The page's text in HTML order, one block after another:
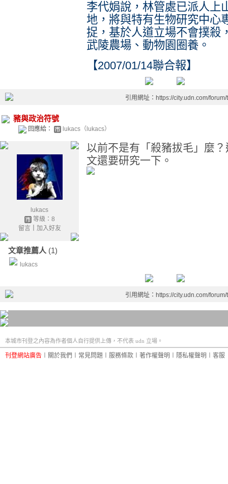
李代娟說，林管處已派人上
地，將與特有生物研究中心
捉，基於人道立場不會撲殺
武陵農場、動物園圈養。
【2007/01/14聯合報】
引用網址：https://city.udn.com/
豬與政治符號
回應給： lukacs（lukacs）
lukacs
等級：8
留言｜ 加入好友
文章推薦人 (1)
lukacs
以前不是有「殺豬拔毛」麼
文還要研究一下。
引用網址：https://city.udn.com/
本城市刊登之內容為作者個人自行提供上傳，不代表 udn 立場。
刊登網站廣告 關於我們 常見問題 服務條款 著作權聲明 隱私權聲明 客服